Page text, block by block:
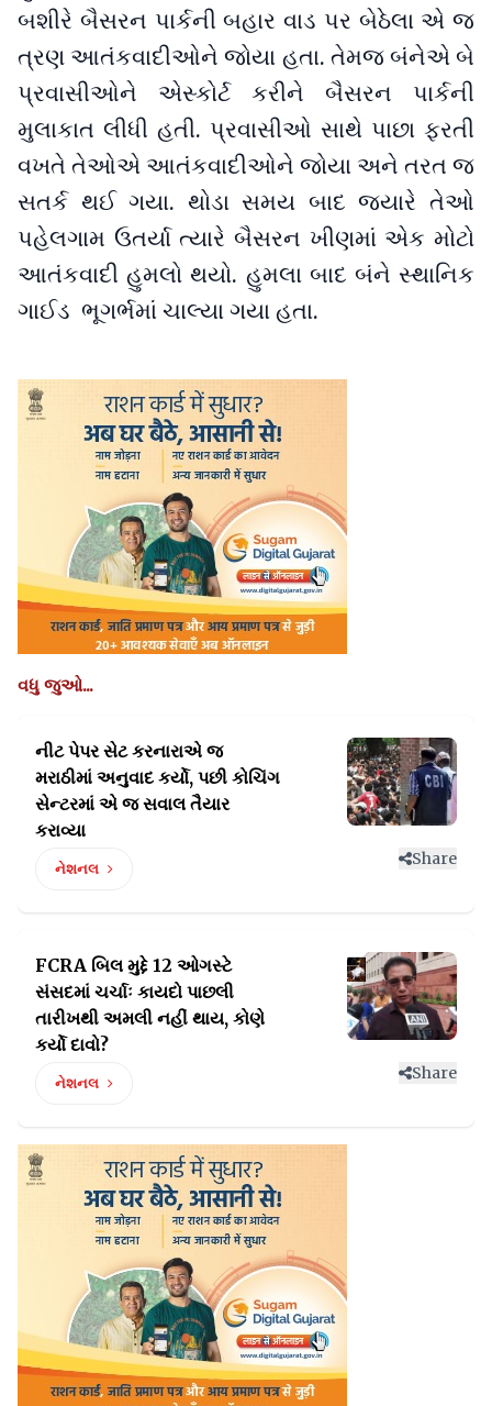
બશીરે બૈસરન પાર્કની બહાર વાડ પર બેઠેલા એ જ
ત્રણ આતંકવાદીઓને જોયા હતા. તેમજ બંનેએ બે
પ્રવાસીઓને એસ્કોર્ટ કરીને બૈસરન પાર્કની
મુલાકાત લીધી હતી. પ્રવાસીઓ સાથે પાછા ફરતી
વખતે તેઓએ આતંકવાદીઓને જોયા અને તરત જ
સતર્ક થઈ ગયા. થોડા સમય બાદ જ્યારે તેઓ
પહેલગામ ઉતર્યા ત્યારે બૈસરન ખીણમાં એક મોટો
આતંકવાદી હુમલો થયો. હુમલા બાદ બંને સ્થાનિક
ગાઈડ ભૂગર્ભમાં ચાલ્યા ગયા હતા.
વધુ જુઓ...
નીટ પેપર સેટ કરનારાએ જ
મરાઠીમાં અનુવાદ કર્યો, પછી કોચિંગ
સેન્ટરમાં એ જ સવાલ તૈયાર
કરાવ્યા
નેશનલ
Share
FCRA બિલ મુદ્દે 12 ઓગસ્ટે
સંસદમાં ચર્ચાઃ કાયદો પાછલી
તારીખથી અમલી નહીં થાય, કોણે
કર્યો દાવો?
નેશનલ
Share